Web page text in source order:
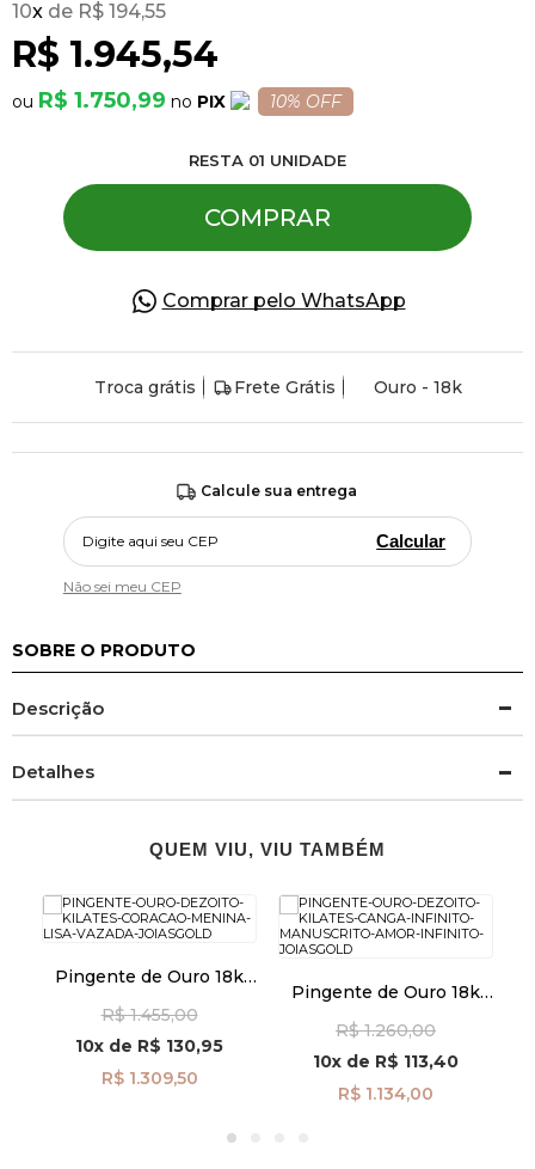
R$ 1.945,54
10x R$ 194,55
R$ 1.750,99 PIX 10% OFF
RESTA 01 UNIDADE
COMPRAR
Comprar pelo WhatsApp
Troca grátis Frete Grátis Ouro - 18k
Calcule sua entrega
Calcular
Não sei meu CEP
SOBRE O PRODUTO
Descrição
Detalhes
QUEM VIU, VIU TAMBÉM
Pingente de Ouro 18k
Vazada pi24482
R$ 1.455,00
10x de R$ 130,95
R$ 1.309,50
Pingente de Ouro 18k
Manuscrito Amor Infinito
pi24492
R$ 1.260,00
10x de R$ 113,40
R$ 1.134,00
Piercing
OFERTAS